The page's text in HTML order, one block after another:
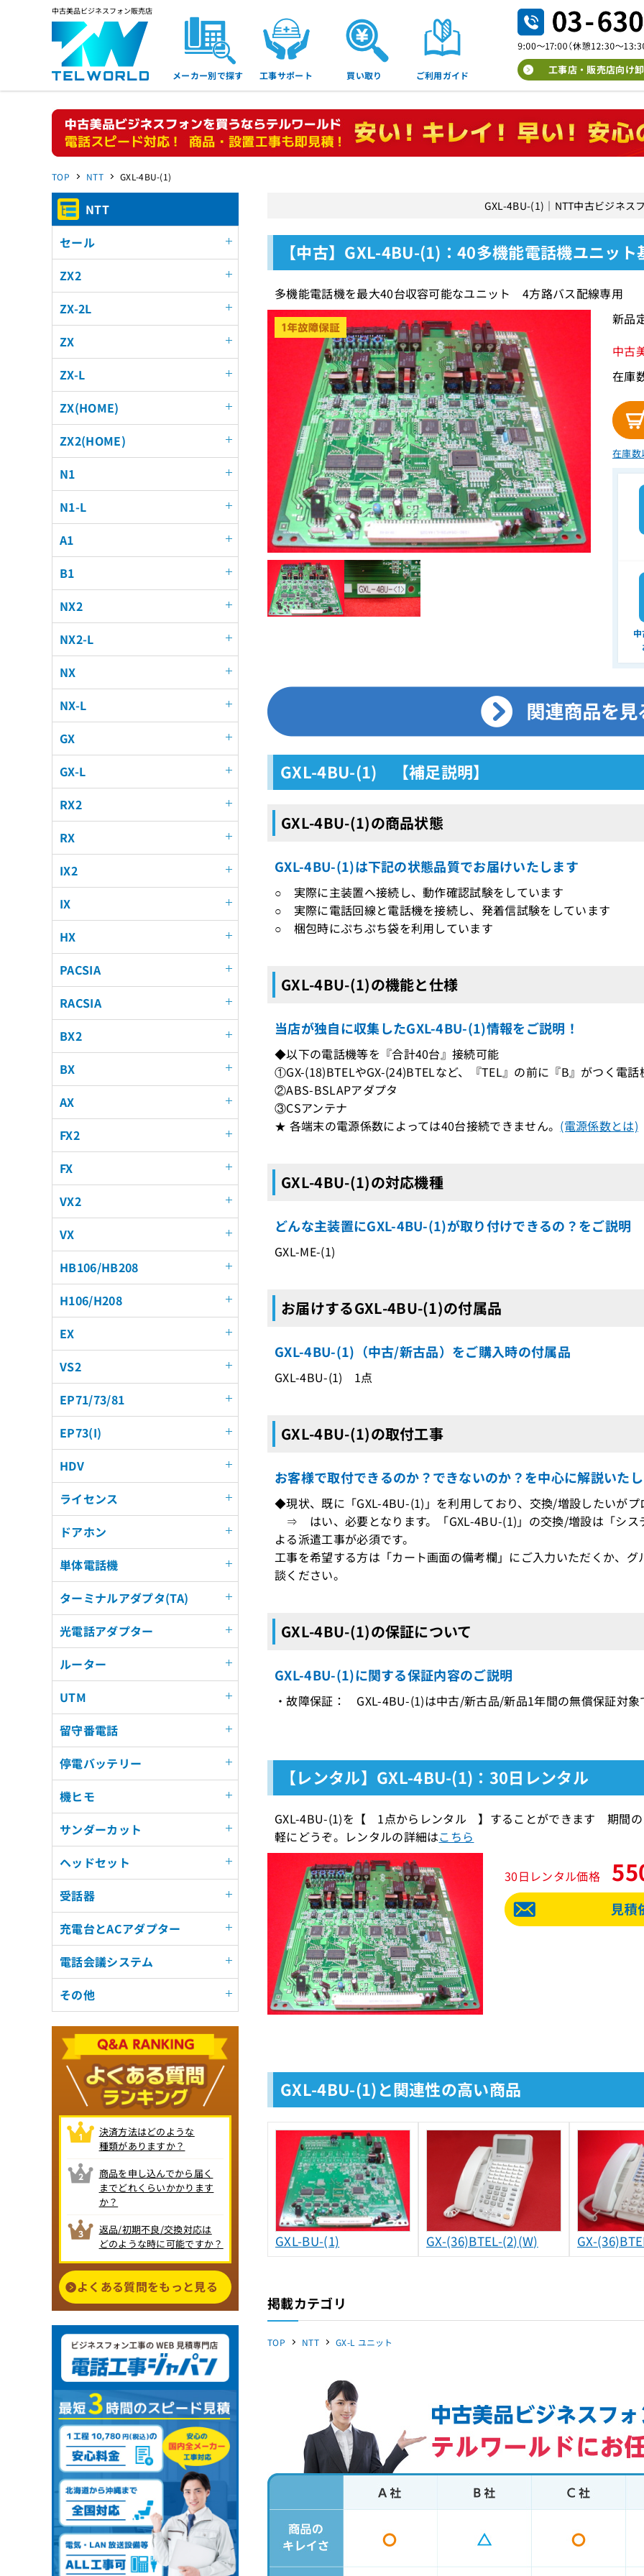
中古美品ビジネスフォン販売店
メーカー別で探す 工事サポート 買い取り ご利用ガイド 工事店・販売店向け
TOP NTT GXL-4BU-(1)
GXL-4BU-(1)｜NTT中古ビジネス
【中古】GXL-4BU-(1)：40多機能電話機ユニッ
多機能電話機を最大40台収容可能なユニット 4方路バス配線専用
新品
中古
在庫
在庫数
GXL-4BU-(1) 【補足説明】
GXL-4BU-(1)の商品状態
GXL-4BU-(1)は下記の状態品質でお届けいたします
○ 実際に主装置へ接続し、動作確認試験をしています
○ 実際に電話回線と電話機を接続し、発着信試験をしています
○ 梱包時にぷちぷち袋を利用しています
GXL-4BU-(1)の機能と仕様
当店が独自に収集したGXL-4BU-(1)情報をご説明！
◆以下の電話機等を『合計40台』接続可能
①GX-(18)BTELやGX-(24)BTELなど、『TEL』の前に『B』がつく電話
②ABS-BSLAPアダプタ
③CSアンテナ
★ 各端末の電源係数によっては40台接続できません。 (電源係数とは)
GXL-4BU-(1)の対応機種
どんな主装置にGXL-4BU-(1)が取り付けできるの？をご説明
GXL-ME-(1)
お届けするGXL-4BU-(1)の付属品
GXL-4BU-(1)（中古/新古品）をご購入時の付属品
GXL-4BU-(1) 1点
GXL-4BU-(1)の取付工事
お客様で取付できるのか？できないのか？を中心に解説いた
◆現状、既に「GXL-4BU-(1)」を利用しており、交換/増設したいが
⇒ はい、必要となります。「GXL-4BU-(1)」の交換/増設は「シス
よる派遣工事が必須です。
工事を希望する方は「カート画面の備考欄」にご入力いただくか、グ
談ください。
GXL-4BU-(1)の保証について
GXL-4BU-(1)に関する保証内容のご説明
・故障保証： GXL-4BU-(1)は中古/新古品/新品1年間の無償保証対象
【レンタル】GXL-4BU-(1)：30日レンタル
GXL-4BU-(1)を【 1点からレンタル 】することができます 期間の
軽にどうぞ。レンタルの詳細はこちら
30日レンタル価格
GXL-4BU-(1)と関連性の高い商品
GXL-BU-(1) GX-(36)BTEL-(2)(W) GX-
掲載カテゴリ
TOP NTT GX-L ユニット
NTT
セール
ZX2
ZX-2L
ZX
ZX-L
ZX(HOME)
ZX2(HOME)
N1
N1-L
A1
B1
NX2
NX2-L
NX
NX-L
GX
GX-L
RX2
RX
IX2
IX
HX
PACSIA
RACSIA
BX2
BX
AX
FX2
FX
VX2
VX
HB106/HB208
H106/H208
EX
VS2
EP71/73/81
EP73(I)
HDV
ライセンス
ドアホン
単体電話機
ターミナルアダプタ(TA)
光電話アダプター
ルーター
UTM
留守番電話
停電バッテリー
機ヒモ
サンダーカット
ヘッドセット
受話器
充電台とACアダプター
電話会議システム
その他
決済方法はどのような
種類がありますか？
商品を申し込んでから届く
までどれくらいかかります
か？
返品/初期不良/交換対応は
どのような時に可能ですか？
よくある質問をもっと見る